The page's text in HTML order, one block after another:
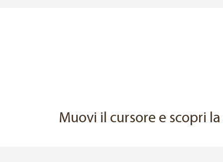
Muovi il cursore e scopri